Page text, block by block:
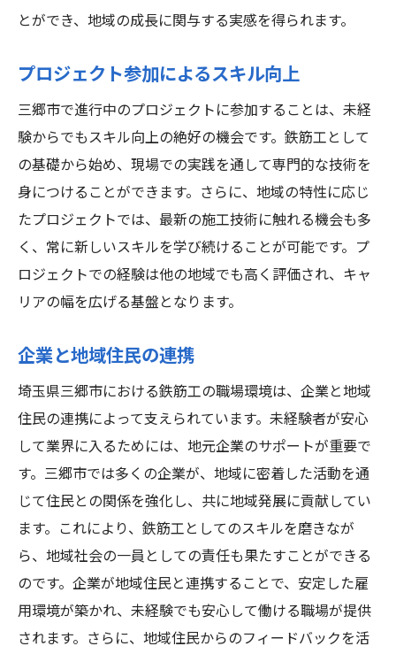
とができ、地域の成長に関与する実感を得られます。
プロジェクト参加によるスキル向上
三郷市で進行中のプロジェクトに参加することは、未経
験からでもスキル向上の絶好の機会です。鉄筋工として
の基礎から始め、現場での実践を通して専門的な技術を
身につけることができます。さらに、地域の特性に応じ
たプロジェクトでは、最新の施工技術に触れる機会も多
く、常に新しいスキルを学び続けることが可能です。プ
ロジェクトでの経験は他の地域でも高く評価され、キャ
リアの幅を広げる基盤となります。
企業と地域住民の連携
埼玉県三郷市における鉄筋工の職場環境は、企業と地域
住民の連携によって支えられています。未経験者が安心
して業界に入るためには、地元企業のサポートが重要で
す。三郷市では多くの企業が、地域に密着した活動を通
じて住民との関係を強化し、共に地域発展に貢献してい
ます。これにより、鉄筋工としてのスキルを磨きなが
ら、地域社会の一員としての責任も果たすことができる
のです。企業が地域住民と連携することで、安定した雇
用環境が築かれ、未経験でも安心して働ける職場が提供
されます。さらに、地域住民からのフィードバックを活